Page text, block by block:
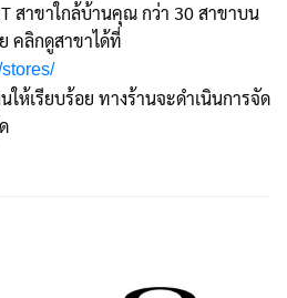
สาขาใกล้บ้านคุณ กว่า 30 สาขาบน
คลิกดูสาขาได้ที่
ห้เรียบร้อย ทางร้านจะดำเนินการจัด